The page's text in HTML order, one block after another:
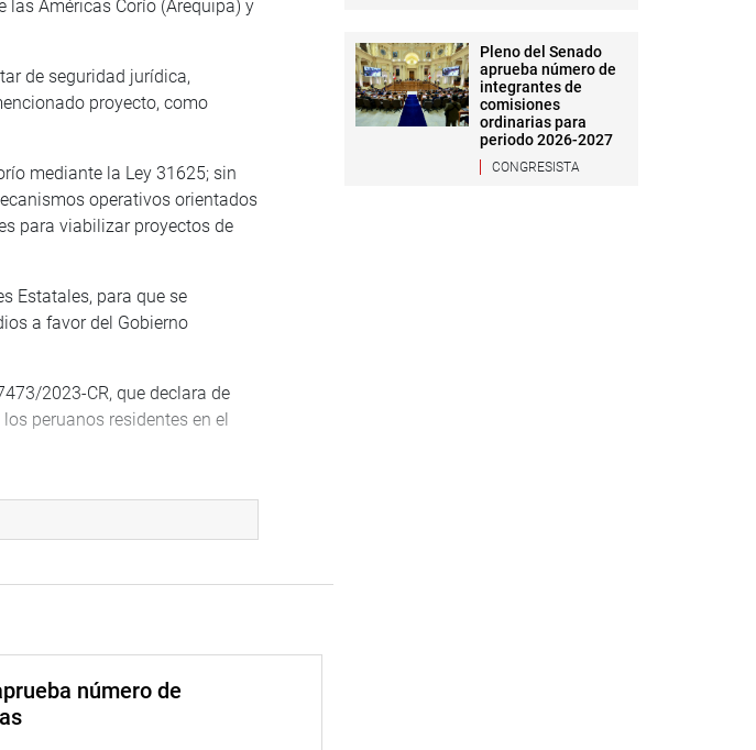
las Américas Corío (Arequipa) y
de seguridad jurídica,
proyecto, como
mediante la Ley 31625; sin
operativos orientados
para viabilizar proyectos de
Estatales, para que se
a favor del Gobierno
2023-CR, que declara de
peruanos residentes en el
que envían o transfieren
al crédito hipotecario
de ingresos o continuidad
puedan recibir y
crediticio obtenidos fuera del
número de
Pleno del Senado
aprueba número de
integrantes de
comisiones
ordinarias para
periodo 2026-2027
CONGRESISTA